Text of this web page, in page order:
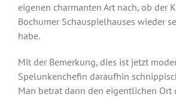
eigenen charmanten Art nach, ob der
Bochumer Schauspielhauses wieder
habe.
Mit der Bemerkung, dies ist jetzt
Spelunkenchefin daraufhin
Man betrat dann den eigentlichen Ort